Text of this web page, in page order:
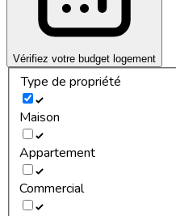
Vérifiez votre budget logement
Type de propriété
Maison
Appartement
Commercial